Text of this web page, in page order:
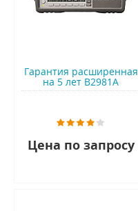
Гарантия расширенная
на 5 лет B2981A
Цена по запросу